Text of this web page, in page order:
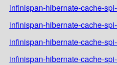
infinispan-hibernate-cache-
infinispan-hibernate-cache-
infinispan-hibernate-cache-
infinispan-hibernate-cache-